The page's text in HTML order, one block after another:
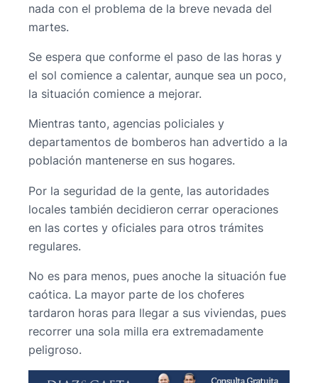
nada con el problema de la breve nevada del
martes.
Se espera que conforme el paso de las horas y
el sol comience a calentar, aunque sea un poco,
la situación comience a mejorar.
Mientras tanto, agencias policiales y
departamentos de bomberos han advertido a la
población mantenerse en sus hogares.
Por la seguridad de la gente, las autoridades
locales también decidieron cerrar operaciones
en las cortes y oficiales para otros trámites
regulares.
No es para menos, pues anoche la situación fue
caótica. La mayor parte de los choferes
tardaron horas para llegar a sus viviendas, pues
recorrer una sola milla era extremadamente
peligroso.